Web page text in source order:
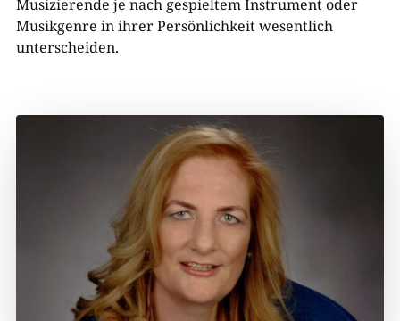
Musizierende je nach gespieltem Instrument oder
Musikgenre in ihrer Persönlichkeit wesentlich
unterscheiden.